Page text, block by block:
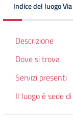
Indice del luogo
Descrizione
Dove si trova
Servizi presenti
Il luogo è sede di